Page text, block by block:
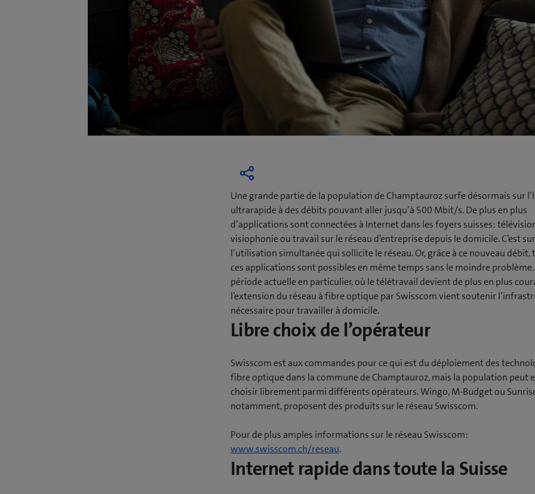
Une grande partie de la population de Champtauroz surfe désormais sur
ultrarapide à des débits pouvant aller jusqu’à 500 Mbit/s. De plus en plus
d’applications sont connectées à Internet dans les foyers suisses:
visiophonie ou travail sur le réseau d’entreprise depuis le domicile. C’est
l’utilisation simultanée qui sollicite le réseau. Or, grâce à ce nouveau débit,
ces applications sont possibles en même temps sans le moindre problème.
période actuelle en particulier, où le télétravail devient de plus en plus
l’extension du réseau à fibre optique par Swisscom vient soutenir
nécessaire pour travailler à domicile.
Libre choix de l’opérateur
Swisscom est aux commandes pour ce qui est du déploiement des
fibre optique dans la commune de Champtauroz, mais la population peut
choisir librement parmi différents opérateurs. Wingo, M-Budget ou
notamment, proposent des produits sur le réseau Swisscom.
Pour de plus amples informations sur le réseau Swisscom:
www.swisscom.ch/reseau.
Internet rapide dans toute la Suisse